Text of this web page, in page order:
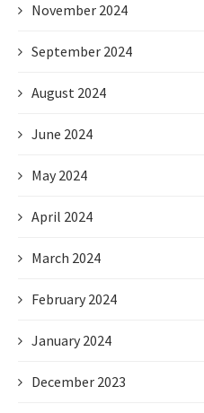
November 2024
September 2024
August 2024
June 2024
May 2024
April 2024
March 2024
February 2024
January 2024
December 2023